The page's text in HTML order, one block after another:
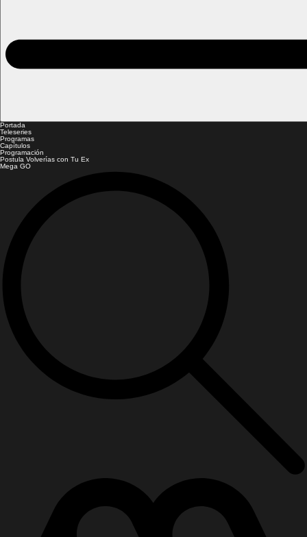
Portada
Teleseries
Programas
Capítulos
Programación
Postula Volverías con Tu Ex
Mega GO